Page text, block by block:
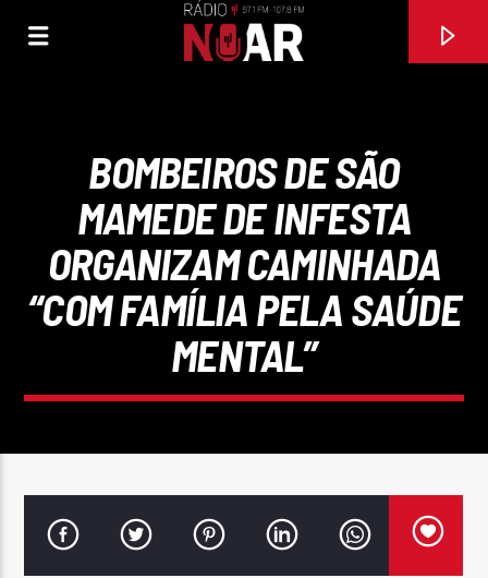
É HOJE QUE TU FALAS
BOMBEIROS DE SÃO
MAMEDE DE INFESTA
ORGANIZAM CAMINHADA
“COM FAMÍLIA PELA SAÚDE
MENTAL”